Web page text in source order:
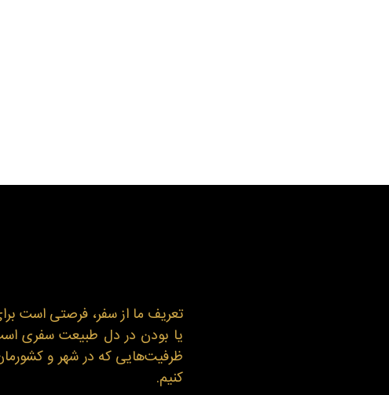
تعریف ما از سفر، فرصتی است
یا بودن در دل طبیعت سفری است
ظرفیت‌هایی که در شهر و کشورمان
کنیم.